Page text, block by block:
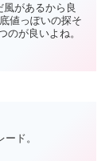
があるから良
値っぽいの探そ
のが良いよね。
ド。